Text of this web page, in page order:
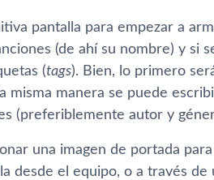
pantalla para empezar a
(de ahí­ su nombre) y si
(tags). Bien, lo primero
misma manera se puede
(preferiblemente autor y
una imagen de portada
desde el equipo, o a través de